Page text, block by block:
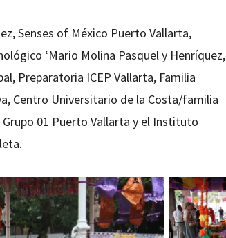
Senses of México Puerto Vallarta,
‘Mario Molina Pasquel y Henríquez,
Preparatoria ICEP Vallarta, Familia
Centro Universitario de la Costa/familia
01 Puerto Vallarta y el Instituto